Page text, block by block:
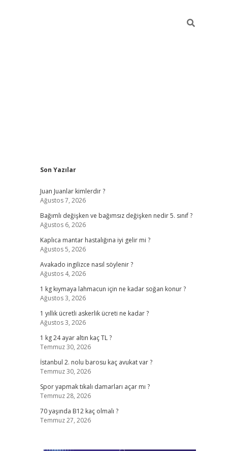
Sidebar
Son Yazılar
Juan Juanlar kimlerdir ?
Ağustos 7, 2026
Bağımlı değişken ve bağımsız değişken nedir 5. sınıf ?
Ağustos 6, 2026
Kaplıca mantar hastalığına iyi gelir mi ?
Ağustos 5, 2026
Avakado ingilizce nasıl söylenir ?
Ağustos 4, 2026
1 kg kıymaya lahmacun için ne kadar soğan konur ?
Ağustos 3, 2026
1 yıllık ücretli askerlik ücreti ne kadar ?
Ağustos 3, 2026
1 kg 24 ayar altın kaç TL ?
Temmuz 30, 2026
İstanbul 2. nolu barosu kaç avukat var ?
Temmuz 30, 2026
Spor yapmak tıkalı damarları açar mı ?
Temmuz 28, 2026
70 yaşında B12 kaç olmalı ?
Temmuz 27, 2026